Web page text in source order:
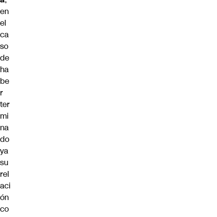
en
el
ca
so
de
ha
be
r
ter
mi
na
do
ya
su
rel
aci
ón
co